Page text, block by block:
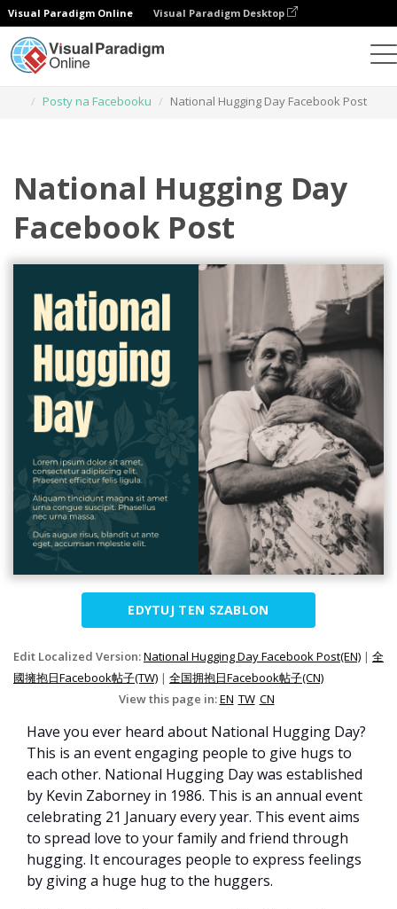
Visual Paradigm Online Visual Paradigm Desktop
Posty na Facebooku
National Hugging Day Facebook Post
National Hugging Day
Facebook Post
EDYTUJ TEN SZABLON
Edit Localized Version:National Hugging Day Facebook Post(EN) | 全
國擁抱日Facebook帖子(TW) | 全国拥抱日Facebook帖子(CN)
View this page in:EN TW CN
Have you ever heard about National Hugging Day?
This is an event engaging people to give hugs to
each other. National Hugging Day was established
by Kevin Zaborney in 1986. This is an annual event
celebrating 21 January every year. This event aims
to spread love to your family and friend through
hugging. It encourages people to express feelings
by giving a huge hug to the huggers.